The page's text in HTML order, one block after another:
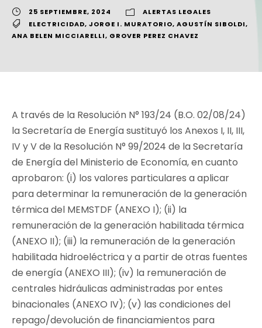
25 SEPTIEMBRE, 2024
ALERTAS LEGALES
ELECTRICIDAD, JORGE I. MURATORIO, AGUSTÍN SIBOLDI,
ANA BELEN MICCIARELLI, GROVER PEREZ CHAVEZ
A través de la Resolución N° 193/24 (B.O. 02/08/24)
la Secretaría de Energía sustituyó los Anexos I, II, III,
IV y V de la Resolución N° 99/2024 de la Secretaría
de Energía del Ministerio de Economía, en cuanto
aprobaron: (i) los valores particulares a aplicar
para determinar la remuneración de la generación
térmica del MEMSTDF (ANEXO I); (ii) la
remuneración de la generación habilitada térmica
(ANEXO II); (iii) la remuneración de la generación
habilitada hidroeléctrica y a partir de otras fuentes
de energía (ANEXO III); (iv) la remuneración de
centrales hidráulicas administradas por entes
binacionales (ANEXO IV); (v) las condiciones del
repago/devolución de financiamientos para